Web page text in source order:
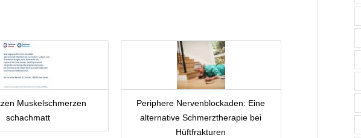
Muskelschmerzen
schachmatt
Periphere Nervenblockaden: Eine
alternative Schmerztherapie bei
Hüftfrakturen